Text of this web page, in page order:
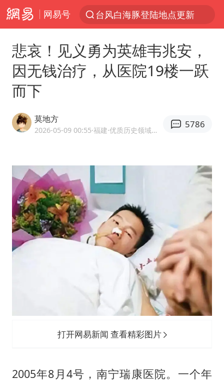
网易号
台风白海豚登陆地点更新
佛得角门将亮相智利俱乐部主场
宇树科技发行价格150.80元/股
五粮液渠道价一箱上涨近百元
CIA被曝已秘密设立古巴工作组
U17国足1分钟轰2球
泰国一女公务员妆容引争议 本人回应
法国将禁止“未经同意的电话营销”
24小时不关空调 电费会更低吗
中国养老床位“三连降”
多地要求领导干部带头休假
悲哀！见义勇为英雄韦兆安，
因无钱治疗，从医院19楼一跃
而下
莫地方
2026-05-09 00:55·福建 ·优质历史领域创作者
5786
打开网易新闻 查看精彩图片
2005年8月4号，南宁瑞康医院。一个年